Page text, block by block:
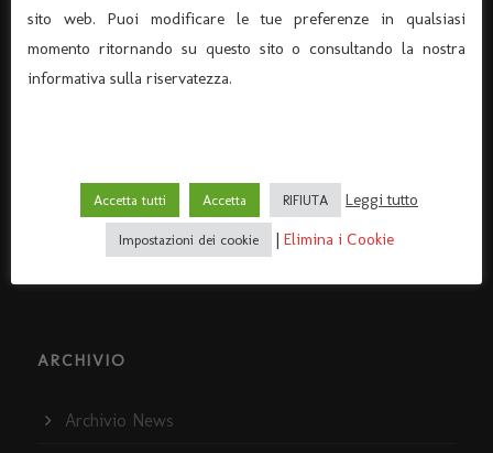
Home Teatro Dante
Policy e Privacy
La storia del Teatro Dante
ARCHIVIO
Archivio News
sito web. Puoi modificare le tue preferenze in qualsiasi
momento ritornando su questo sito o consultando la nostra
informativa sulla riservatezza.
Accetta tutti Accetta RIFIUTA Leggi tutto
Impostazioni dei cookie | Elimina i Cookie